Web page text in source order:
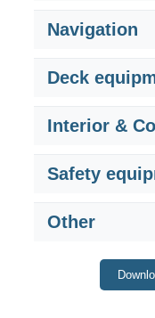
Navigation
Deck
Interior &
Safety
Other